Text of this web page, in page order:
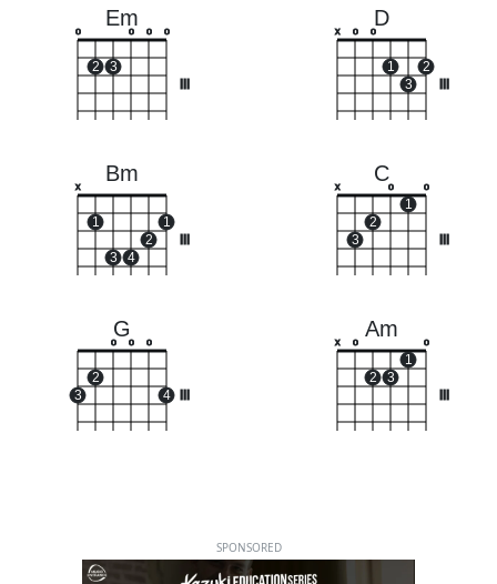
Em
o
2 3
o o o
D
x o o
1
3
2
Bm
x
1
3 4
2
1
C
x
3
2
o
1
o
G
3
2
o o o
4
Am
x o
2 3
1
o
SPONSORED